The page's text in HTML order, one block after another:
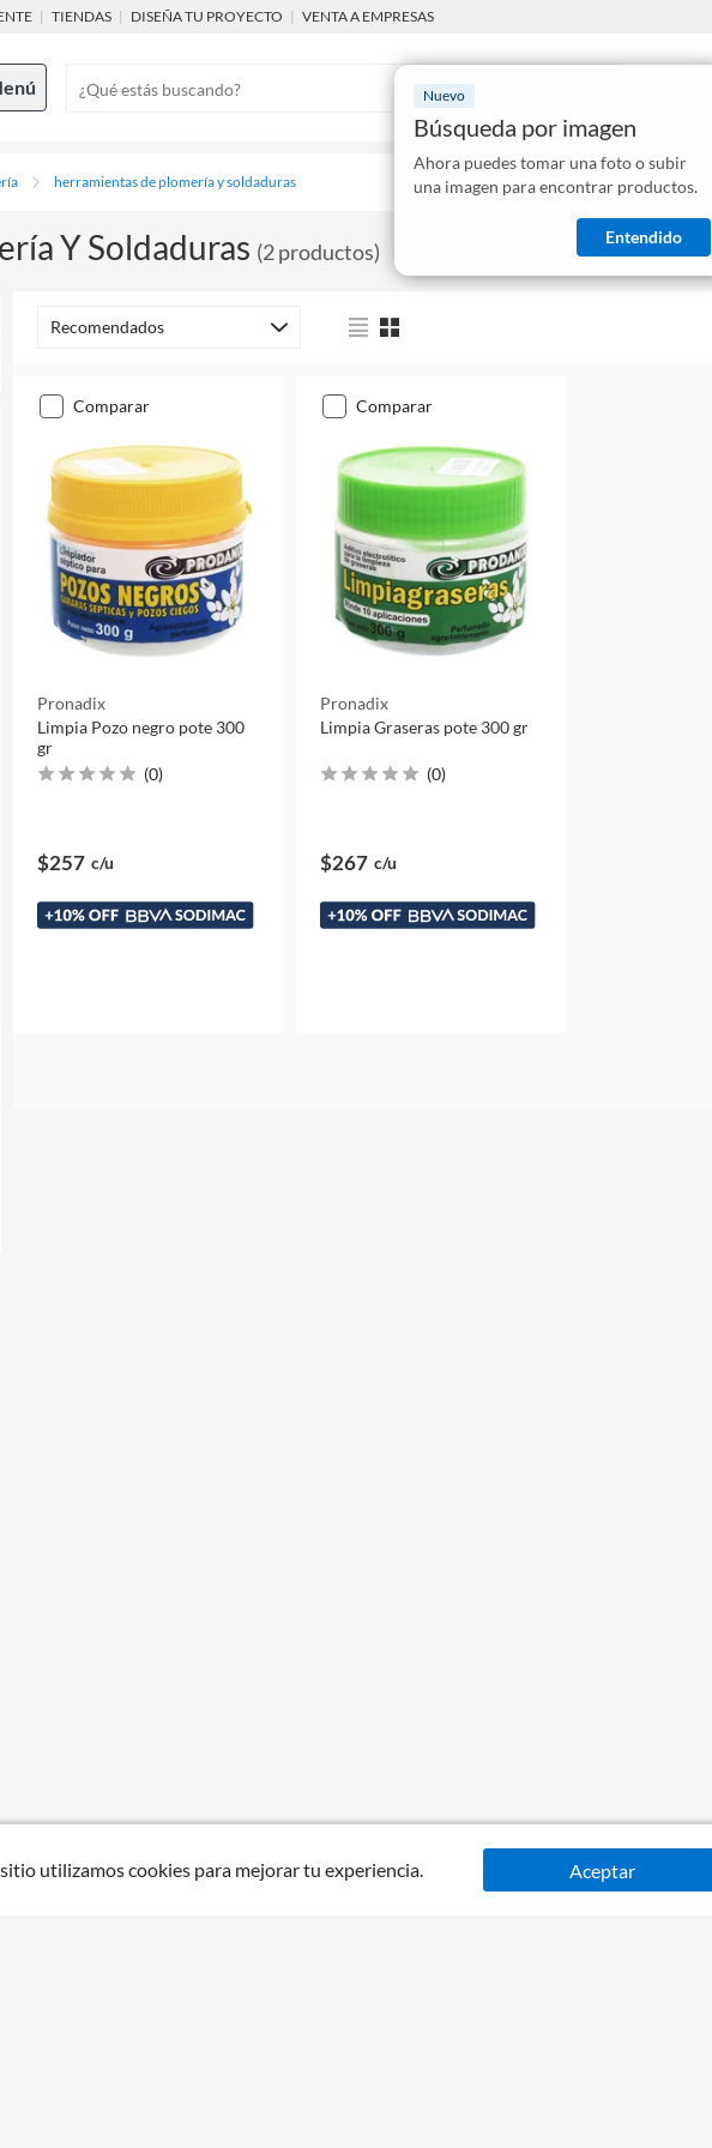
| TIENDAS | DISEÑA TU PROYECTO | VENTA A EMPRESAS
Nuevo
Búsqueda por imagen
Ahora puedes tomar una foto o subir
una imagen para encontrar productos.
Entendido
Mostraremos
disponibles para
herramientas de plomería y soldaduras
Y Soldaduras (2productos)
Recomendados
comparar
Pronadix
Limpia Pozo negro pote 300
gr
(0)
$257 c/u
comparar
Pronadix
Limpia Graseras pote 300 gr
(0)
$267 c/u
utilizamos cookies para mejorar tu experiencia. Aceptar